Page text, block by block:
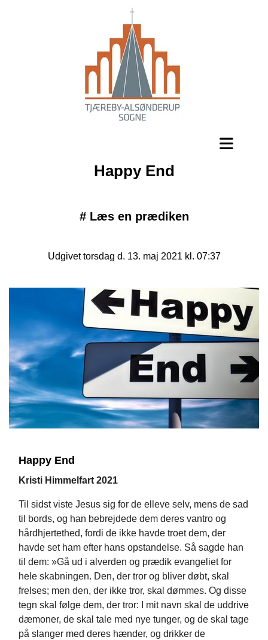
Happy End
# Læs en prædiken
Udgivet torsdag d. 13. maj 2021 kl. 07:37
Happy End
Kristi Himmelfart 2021
Til sidst viste Jesus sig for de elleve selv, mens de sad
til bords, og han bebrejdede dem deres vantro og
hårdhjertethed, fordi de ikke havde troet dem, der
havde set ham efter hans opstandelse. Så sagde han
til dem: »Gå ud i alverden og prædik evangeliet for
hele skabningen. Den, der tror og bliver døbt, skal
frelses; men den, der ikke tror, skal dømmes. Og disse
tegn skal følge dem, der tror: I mit navn skal de uddrive
dæmoner, de skal tale med nye tunger, og de skal tage
på slanger med deres hænder, og drikker de